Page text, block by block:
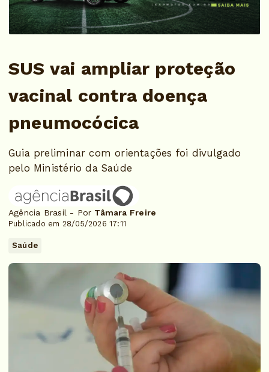
SUS vai ampliar proteção
vacinal contra doença
pneumocócica
Guia preliminar com orientações foi divulgado
pelo Ministério da Saúde
Agência Brasil - Por Tâmara Freire
Publicado em 28/05/2026 17:11
Saúde